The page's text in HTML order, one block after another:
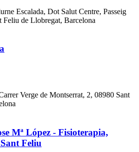
Escalada, Dot Salut Centre, Passeig
Feliu de Llobregat, Barcelona
Verge de Montserrat, 2, 08980 Sant
Mª López - Fisioterapia,
Feliu